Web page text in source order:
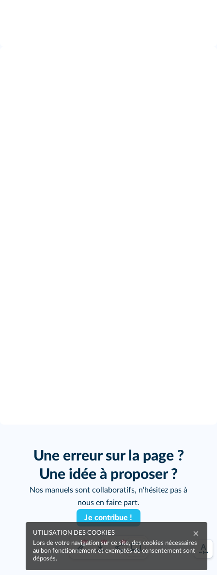
Une erreur sur la page ?
Une idée à proposer ?
Nos manuels sont collaboratifs, n'hésitez pas à
nous en faire part.
Je contribue !
UTILISATION DES COOKIES
Lors de votre navigation sur ce site, des cookies nécessaires
au bon fonctionnement et exemptés de consentement sont
déposés.